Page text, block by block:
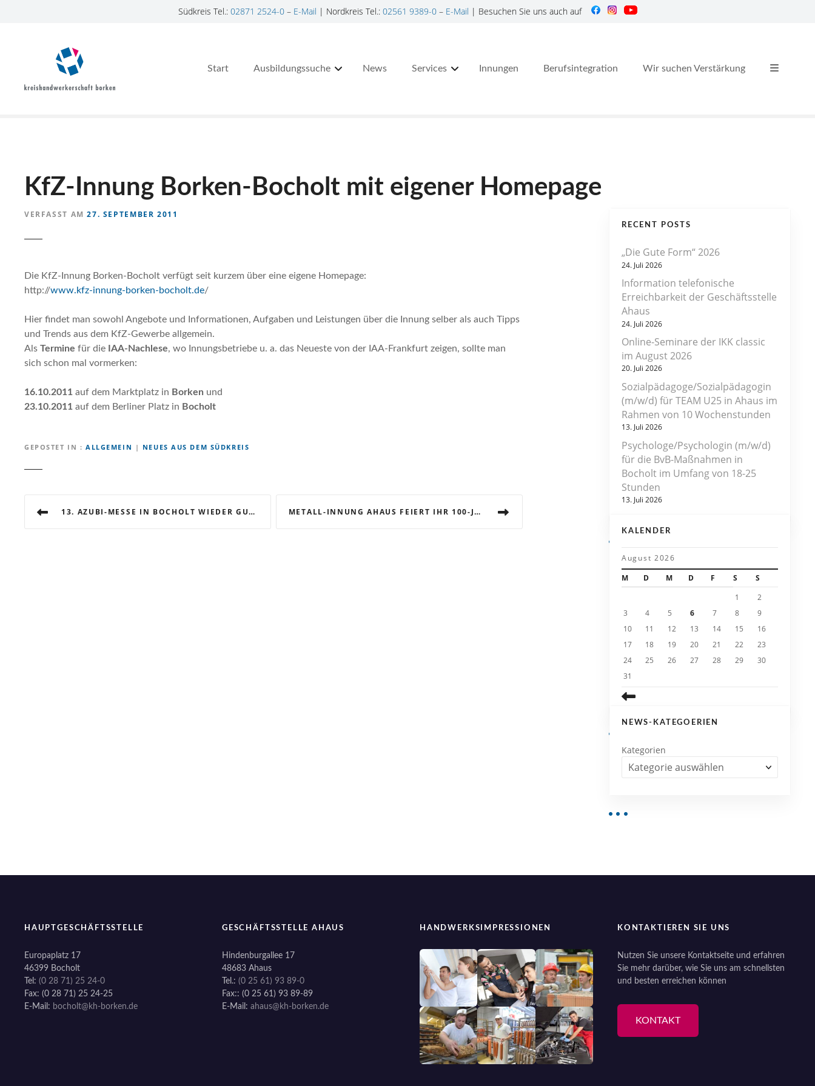
Südkreis Tel.: 02871 2524-0– E-Mail | Nordkreis Tel.: 02561 9389-0– E-Mail | Besuchen Sie uns auch auf
Start Ausbildungssuche News Services Innungen Berufsintegration Wir suchen Verstärkung
KfZ-Innung Borken-Bocholt mit eigener Homepage
VERFASST AM 27. SEPTEMBER 2011
Die KfZ-Innung Borken-Bocholt verfügt seit kurzem über eine eigene Homepage:
http://www.kfz-innung-borken-bocholt.de/
Hier findet man sowohl Angebote und Informationen, Aufgaben und Leistungen über die Innung selber als auch Tipps
und Trends aus dem KfZ-Gewerbe allgemein.
Als Termine für die IAA-Nachlese, wo Innungsbetriebe u. a. das Neueste von der IAA-Frankfurt zeigen, sollte man
sich schon mal vormerken:
16.10.2011 auf dem Marktplatz in Borken und
23.10.2011 auf dem Berliner Platz in Bocholt
GEPOSTET IN ALLGEMEIN | NEUES AUS DEM SÜDKREIS
i
n
13. AZUBI-MESSE IN BOCHOLT WIEDER GUT BESUCHT METALL-INNUNG AHAUS FEIERT IHR 100-JÄHRIGES BESTEHEN MIT VIELEN GÄSTEN
RECENT POSTS
„Die Gute Form“ 2026
24. Juli 2026
Information telefonische
Erreichbarkeit der Geschäftsstelle
Ahaus
24. Juli 2026
Online-Seminare der IKK classic
im August 2026
20. Juli 2026
Sozialpädagoge/Sozialpädagogin
(m/w/d) für TEAM U25 in Ahaus im
Rahmen von 10 Wochenstunden
13. Juli 2026
Psychologe/Psychologin (m/w/d)
für die BvB-Maßnahmen in
Bocholt im Umfang von 18-25
Stunden
13. Juli 2026
KALENDER
August 2026
M
D M D F S
S
1
2
3
4 5 6 7 8
9
10
11 12 13 14 15
16
17
18 19 20 21 22
23
24
25 26 27 28 29
30
31
NEWS-KATEGOERIEN
Kategorien
HAUPTGESCHÄFTSSTELLE
Europaplatz 17
46399 Bocholt
Tel: (0 28 71) 25 24-0
Fax: (0 28 71) 25 24-25
E-Mail: bocholt@kh-borken.de
GESCHÄFTSSTELLE AHAUS
Hindenburgallee 17
48683 Ahaus
Tel.: (0 25 61) 93 89-0
Fax:: (0 25 61) 93 89-89
E-Mail: ahaus@kh-borken.de
HANDWERKSIMPRESSIONEN KONTAKTIEREN SIE UNS
Nutzen Sie unsere Kontaktseite und erfahren
Sie mehr darüber, wie Sie uns am schnellsten
und besten erreichen können
KONTAKT